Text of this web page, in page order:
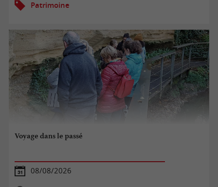
Patrimoine
Voyage dans le passé
08/08/2026